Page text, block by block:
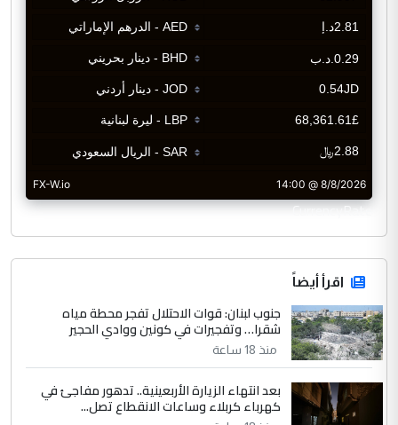
CurrencyRate
اقرأ أيضاً
جنوب لبنان: قوات الاحتلال تفجر محطة مياه
شقرا… وتفجيرات في كونين ووادي الحجير
منذ 18 ساعة
بعد انتهاء الزيارة الأربعينية.. تدهور مفاجئ في
كهرباء كربلاء وساعات الانقطاع تصل...